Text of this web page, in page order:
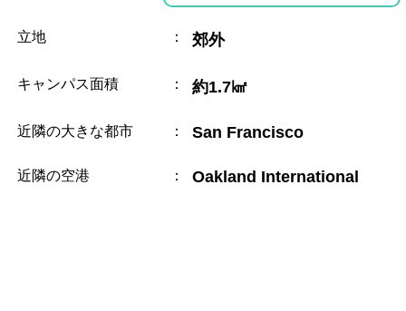
立地 ： 郊外
キャンパス面積 ： 約1.7㎢
近隣の大きな都市 ： San Francisco
近隣の空港 ： Oakland International